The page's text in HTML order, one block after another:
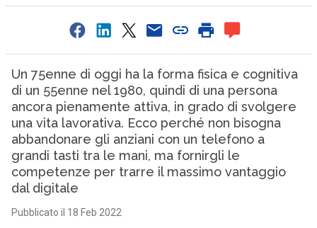
Un 75enne di oggi ha la forma fisica e cognitiva
di un 55enne nel 1980, quindi di una persona
ancora pienamente attiva, in grado di svolgere
una vita lavorativa. Ecco perché non bisogna
abbandonare gli anziani con un telefono a
grandi tasti tra le mani, ma fornirgli le
competenze per trarre il massimo vantaggio
dal digitale
Pubblicato il 18 Feb 2022